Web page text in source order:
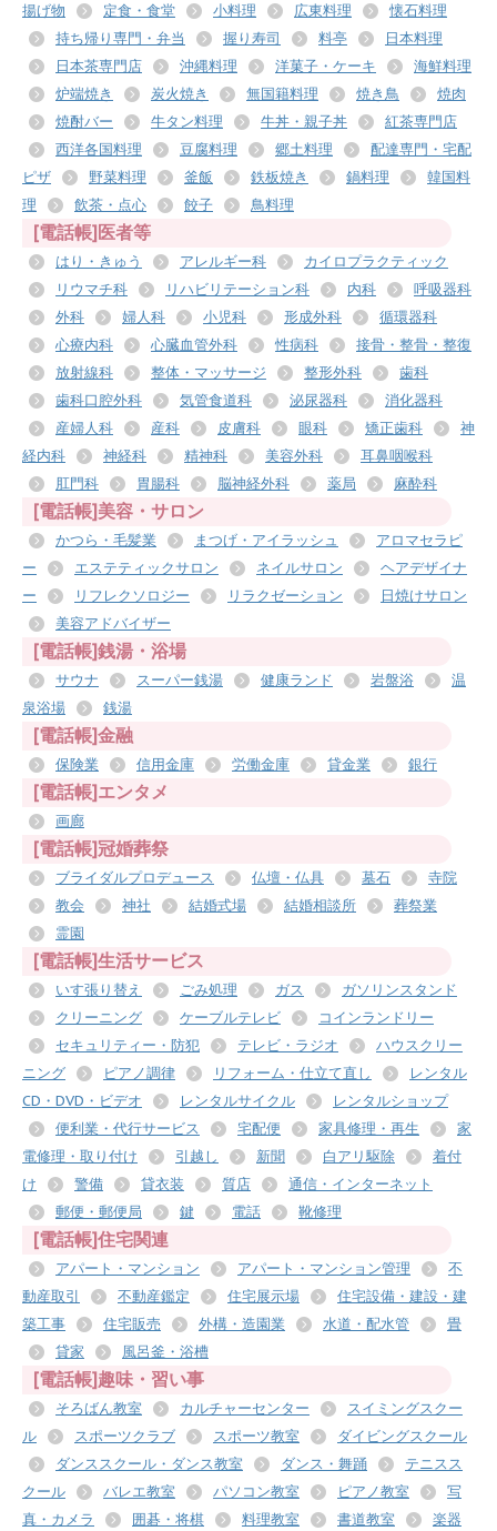
揚げ物
定食・食堂 小料理 広東料理
懐石料理
持ち帰り専門・弁当
握り寿司 料亭
日本料理
日本茶専門店
沖縄料理 洋菓子・ケーキ
海鮮料理
炉端焼き
炭火焼き 無国籍料理 焼き鳥
焼肉
焼酎バー
牛タン料理 牛丼・親子丼
紅茶専門店
西洋各国料理
豆腐料理 郷土料理
配達専門・宅配
ピザ
野菜料理 釜飯 鉄板焼き 鍋料理
韓国料
理
飲茶・点心 餃子 鳥料理
[電話帳]医者等
はり・きゅう アレルギー科
カイロプラクティック
リウマチ科
リハビリテーション科 内科
呼吸器科
外科
婦人科 小児科 形成外科
循環器科
心療内科
心臓血管外科 性病科
接骨・整骨・整復
放射線科
整体・マッサージ 整形外科
歯科
歯科口腔外科
気管食道科 泌尿器科
消化器科
産婦人科
産科 皮膚科 眼科 矯正歯科
神
経内科
神経科 精神科 美容外科
耳鼻咽喉科
肛門科
胃腸科 脳神経外科 薬局 麻酔科
[電話帳]美容・サロン
かつら・毛髪業 まつげ・アイラッシュ
アロマセラピ
ー
エステティックサロン ネイルサロン
ヘアデザイナ
ー
リフレクソロジー リラクゼーション
日焼けサロン
美容アドバイザー
[電話帳]銭湯・浴場
サウナ スーパー銭湯 健康ランド 岩盤浴
温
泉浴場
銭湯
[電話帳]金融
保険業 信用金庫 労働金庫 貸金業 銀行
[電話帳]エンタメ
画廊
[電話帳]冠婚葬祭
ブライダルプロデュース 仏壇・仏具 墓石
寺院
教会
神社 結婚式場 結婚相談所
葬祭業
霊園
[電話帳]生活サービス
いす張り替え ごみ処理 ガス
ガソリンスタンド
クリーニング
ケーブルテレビ
コインランドリー
セキュリティー・防犯
テレビ・ラジオ
ハウスクリー
ニング
ピアノ調律 リフォーム・仕立て直し
レンタル
CD・DVD・ビデオ
レンタルサイクル
レンタルショップ
便利業・代行サービス
宅配便 家具修理・再生
家
電修理・取り付け
引越し 新聞 白アリ駆除
着付
け
警備 貸衣装 質店
通信・インターネット
郵便・郵便局
鍵 電話 靴修理
[電話帳]住宅関連
アパート・マンション アパート・マンション管理
不
動産取引
不動産鑑定 住宅展示場
住宅設備・建設・建
築工事
住宅販売 外構・造園業 水道・配水管
畳
貸家
風呂釜・浴槽
[電話帳]趣味・習い事
そろばん教室 カルチャーセンター
スイミングスクー
ル
スポーツクラブ スポーツ教室
ダイビングスクール
ダンススクール・ダンス教室
ダンス・舞踊
テニスス
クール
バレエ教室 パソコン教室 ピアノ教室
写
真・カメラ
囲碁・将棋 料理教室 書道教室
楽器